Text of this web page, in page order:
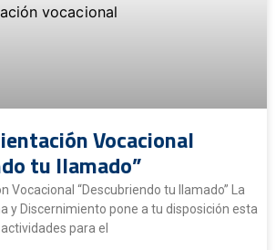
Vocacional
tu llamado”
Vocacional “Descubriendo tu llamado” La
y Discernimiento pone a tu disposición esta
para el